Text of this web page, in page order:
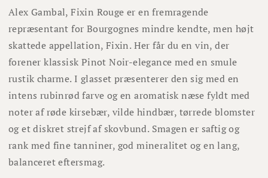
Alex Gambal, Fixin Rouge er en fremragende
repræsentant for Bourgognes mindre kendte, men højt
skattede appellation, Fixin. Her får du en vin, der
forener klassisk Pinot Noir-elegance med en smule
rustik charme. I glasset præsenterer den sig med en
intens rubinrød farve og en aromatisk næse fyldt med
noter af røde kirsebær, vilde hindbær, tørrede blomster
og et diskret strejf af skovbund. Smagen er saftig og
rank med fine tanniner, god mineralitet og en lang,
balanceret eftersmag.